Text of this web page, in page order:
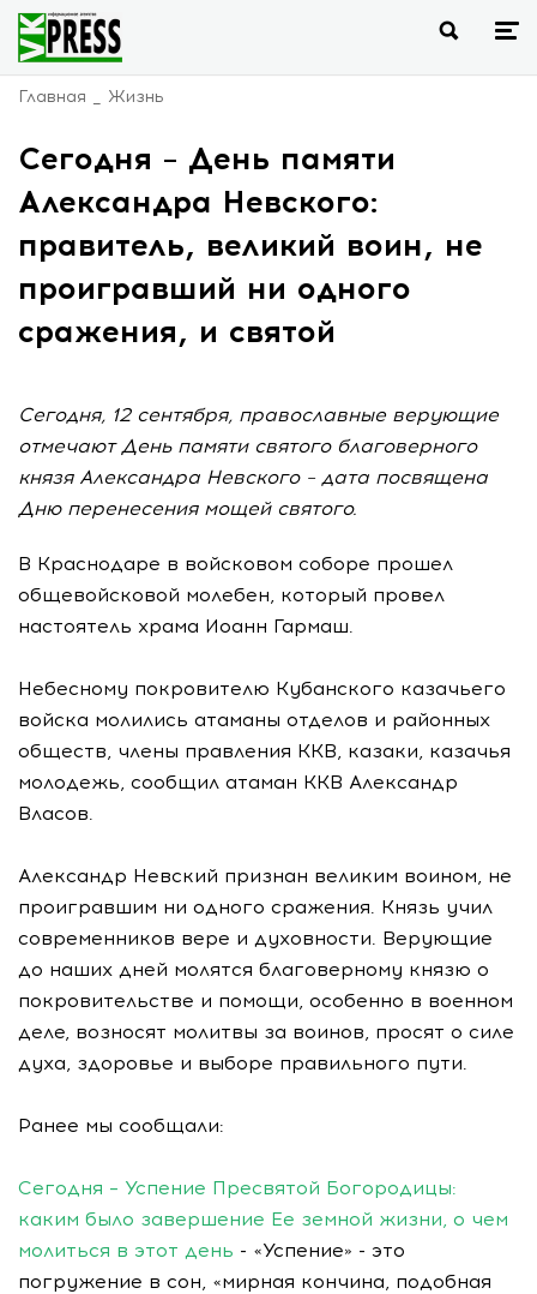
Главная Жизнь
Сегодня – День памяти
Александра Невского:
правитель, великий воин, не
проигравший ни одного
сражения, и святой
Сегодня, 12 сентября, православные верующие
отмечают День памяти святого благоверного
князя Александра Невского – дата посвящена
Дню перенесения мощей святого.
В Краснодаре в войсковом соборе прошел
общевойсковой молебен, который провел
настоятель храма Иоанн Гармаш.
Небесному покровителю Кубанского казачьего
войска молились атаманы отделов и районных
обществ, члены правления ККВ, казаки, казачья
молодежь, сообщил атаман ККВ Александр
Власов.
Александр Невский признан великим воином, не
проигравшим ни одного сражения. Князь учил
современников вере и духовности. Верующие
до наших дней молятся благоверному князю о
покровительстве и помощи, особенно в военном
деле, возносят молитвы за воинов, просят о силе
духа, здоровье и выборе правильного пути.
Ранее мы сообщали:
Сегодня – Успение Пресвятой Богородицы:
каким было завершение Ее земной жизни, о чем
молиться в этот день - «Успение» - это
погружение в сон, «мирная кончина, подобная